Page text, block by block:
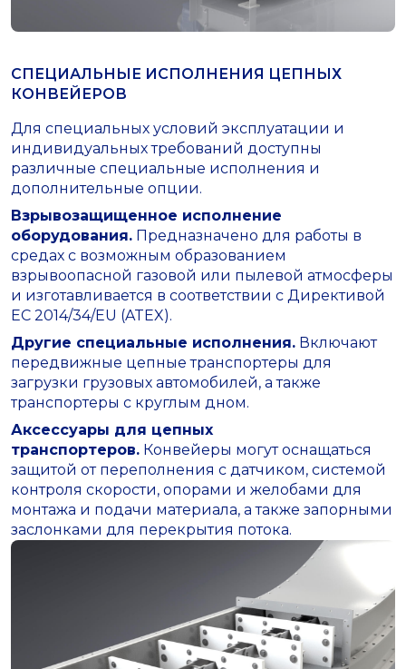
СПЕЦИАЛЬНЫЕ ИСПОЛНЕНИЯ ЦЕПНЫХ
КОНВЕЙЕРОВ
Для специальных условий эксплуатации и
индивидуальных требований доступны
различные специальные исполнения и
дополнительные опции.
Взрывозащищенное исполнение
оборудования. Предназначено для работы в
средах с возможным образованием
взрывоопасной газовой или пылевой атмосферы
и изготавливается в соответствии с Директивой
ЕС 2014/34/EU (ATEX).
Другие специальные исполнения. Включают
передвижные цепные транспортеры для
загрузки грузовых автомобилей, а также
транспортеры с круглым дном.
Аксессуары для цепных
транспортеров. Конвейеры могут оснащаться
защитой от переполнения с датчиком, системой
контроля скорости, опорами и желобами для
монтажа и подачи материала, а также запорными
заслонками для перекрытия потока.